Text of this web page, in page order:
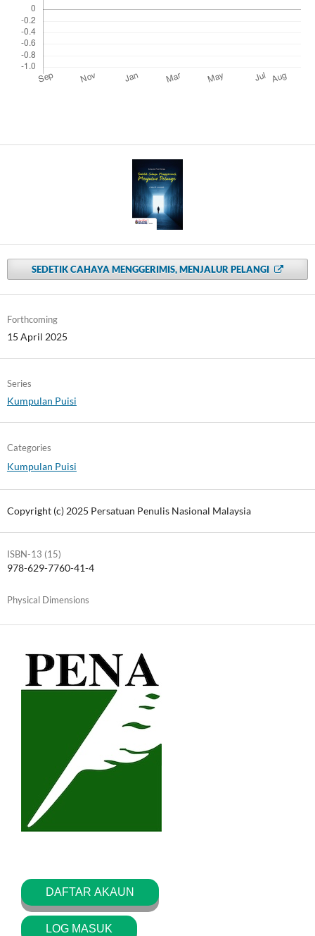
SEDETIK CAHAYA MENGGERIMIS, MENJALUR PELANGI
Forthcoming
15 April 2025
Series
Kumpulan Puisi
Categories
Kumpulan Puisi
Copyright (c) 2025 Persatuan Penulis Nasional Malaysia
ISBN-13 (15)
978-629-7760-41-4
Physical Dimensions
DAFTAR AKAUN
LOG MASUK